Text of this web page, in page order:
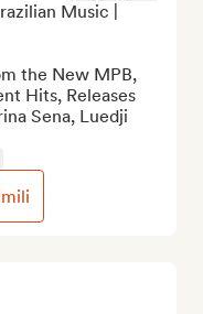
Music |
the New MPB,
Hits, Releases
Sena, Luedji